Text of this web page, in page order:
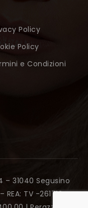
Policy
Policy
e Condizioni
– 31040 Segusino
TV -261712 –